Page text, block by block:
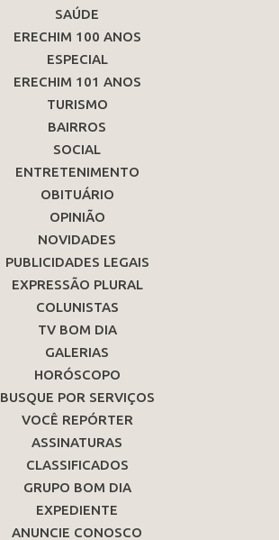
SAÚDE
ERECHIM 100 ANOS
ESPECIAL
ERECHIM 101 ANOS
TURISMO
BAIRROS
SOCIAL
ENTRETENIMENTO
OBITUÁRIO
OPINIÃO
NOVIDADES
PUBLICIDADES LEGAIS
EXPRESSÃO PLURAL
COLUNISTAS
TV BOM DIA
GALERIAS
HORÓSCOPO
BUSQUE POR SERVIÇOS
VOCÊ REPÓRTER
ASSINATURAS
CLASSIFICADOS
GRUPO BOM DIA
EXPEDIENTE
ANUNCIE CONOSCO